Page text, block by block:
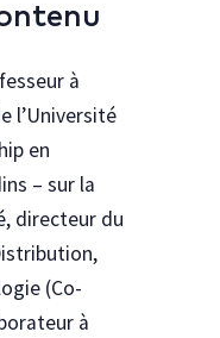
à
l’Université
en
– sur la
directeur du
(Co-
à